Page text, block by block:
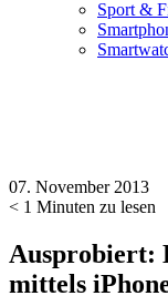
Sport &
07. November 2013
< 1 Minuten zu lesen
Ausprobiert:
mittels